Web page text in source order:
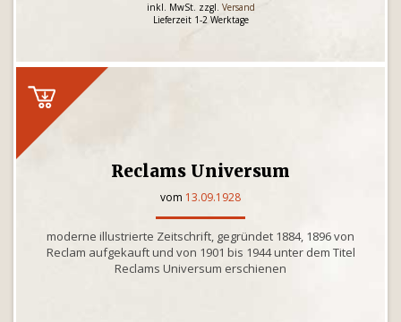
inkl. MwSt. zzgl. Versand
Lieferzeit 1-2 Werktage
Reclams Universum
vom 13.09.1928
moderne illustrierte Zeitschrift, gegründet 1884, 1896 von
Reclam aufgekauft und von 1901 bis 1944 unter dem Titel
Reclams Universum erschienen